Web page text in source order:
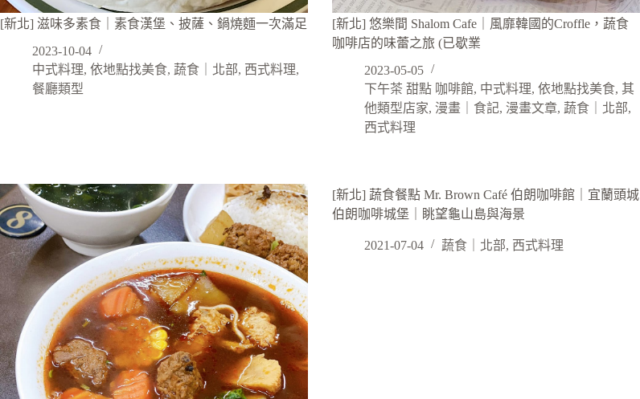
[新北] 滋味多素食｜素食漢堡、披薩、鍋燒麵一次滿足
2023-10-04
中式料理, 依地點找美食, 蔬食｜北部, 西式料理,
餐廳類型
[新北] 悠樂間 Shalom Cafe｜風靡韓國的Croffle，蔬食
咖啡店的味蕾之旅 (已歇業
2023-05-05
下午茶 甜點 咖啡館, 中式料理,依地點找美食, 其
他類型店家, 漫畫｜食記, 漫畫文章, 蔬食｜北部,
西式料理
[新北] 蔬食餐點 Mr. Brown Café 伯朗咖啡館｜宜蘭頭城
伯朗咖啡城堡｜眺望龜山島與海景
2021-07-04 蔬食｜北部, 西式料理